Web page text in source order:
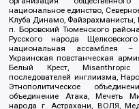
национальное единство,
Клуба Динамо, Файзрахманисты,
п. Боровский Тюменского
Русского народа
национальная ассамблея –
Украинская повстанческая
Белый Крест, Misanthropic
последователей инглиизма,
Этнополитическое
объединение Атака, Мечеть
народа г. Астрахани, ВОЛЯ,